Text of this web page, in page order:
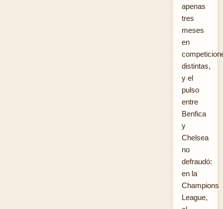
apenas
tres
meses
en
distintas,
y el
pulso
entre
Benfica
y
Chelsea
no
defraudó:
en la
Champions
League,